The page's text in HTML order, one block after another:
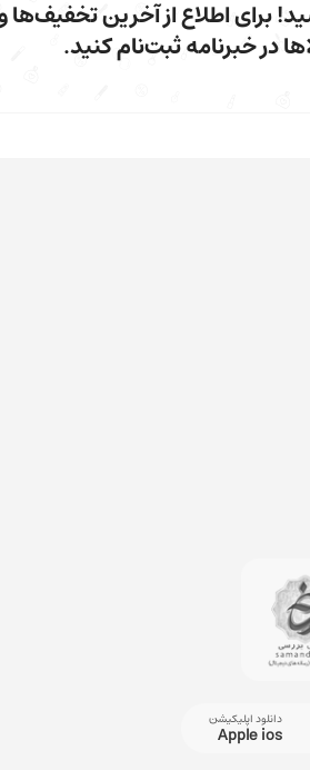
برای اطلاع از آخرین تخفیف‌ها
در خبرنامه ثبت‌نام کنید.
دانلود اپلیکیشن
Apple ios